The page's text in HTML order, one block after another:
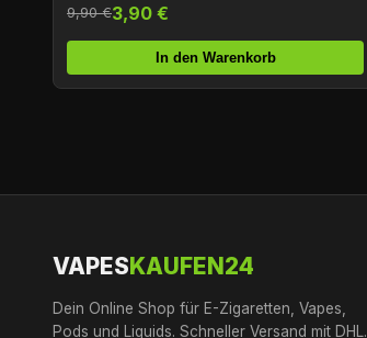
9,90 €3,90 €
In den Warenkorb
VAPESKAUFEN24
Dein Online Shop für E-Zigaretten, Vapes,
Pods und Liquids. Schneller Versand mit DHL.